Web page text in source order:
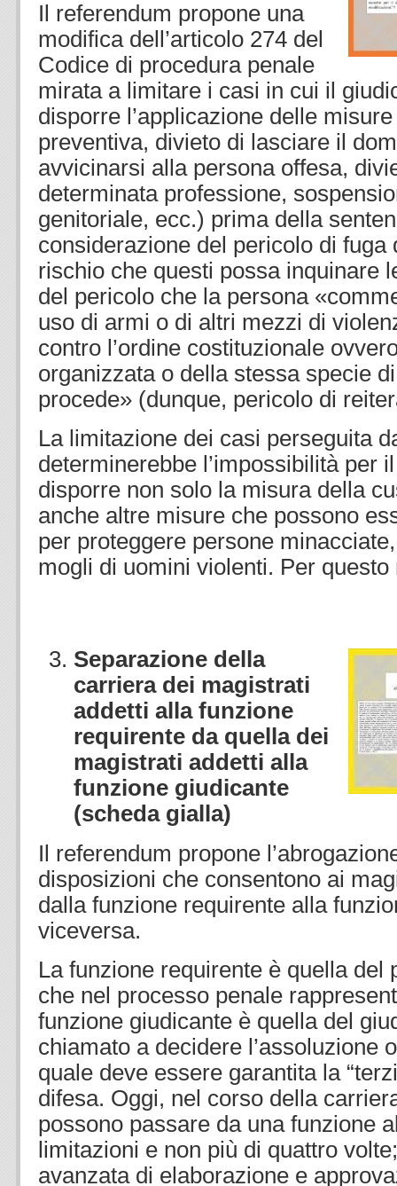
Il referendum propone una
modifica dell’articolo 274 del
Codice di procedura penale
mirata a limitare i casi in cui il
disporre l’applicazione delle
preventiva, divieto di lasciare il
avvicinarsi alla persona offesa,
determinata professione,
genitoriale, ecc.) prima della
considerazione del pericolo di fuga
rischio che questi possa inquinare
del pericolo che la persona
uso di armi o di altri mezzi di
contro l’ordine costituzionale
organizzata o della stessa specie
procede» (dunque, pericolo di
La limitazione dei casi perseguita
determinerebbe l’impossibilità per
disporre non solo la misura della
anche altre misure che possono
per proteggere persone
mogli di uomini violenti. Per
Separazione della
carriera dei magistrati
addetti alla funzione
requirente da quella dei
magistrati addetti alla
funzione giudicante
(scheda gialla)
Il referendum propone
disposizioni che consentono ai
dalla funzione requirente alla
viceversa.
La funzione requirente è quella del
che nel processo penale
funzione giudicante è quella del
chiamato a decidere l’assoluzione
quale deve essere garantita la
difesa. Oggi, nel corso della
possono passare da una funzione
limitazioni e non più di quattro
avanzata di elaborazione e